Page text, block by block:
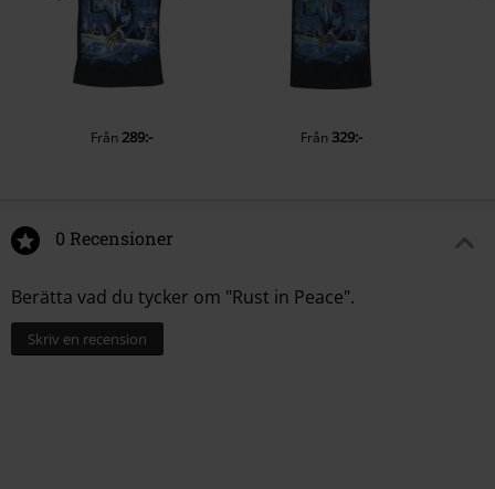
Från 289:- Från329:-
0 Recensioner
Berätta vad du tycker om "Rust in Peace".
Skriv en recension